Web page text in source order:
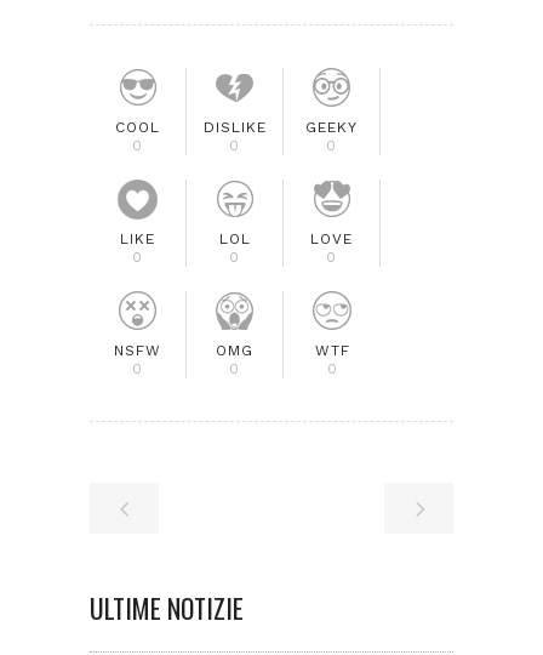
COOL
0
DISLIKE
0
GEEKY
0
LIKE
0
LOL
0
LOVE
0
NSFW
0
OMG
0
WTF
0
ULTIME NOTIZIE